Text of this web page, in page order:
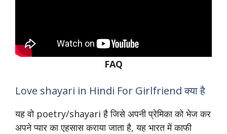
FAQ
Love shayari in Hindi For Girlfriend क्या है
यह वो poetry/shayari है जिसे अपनी प्रेमिका को भेज कर
अपने प्यार का एहसास कराया जाता है, यह भारत में काफी